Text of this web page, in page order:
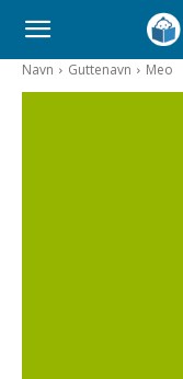
Navn Guttenavn Meo